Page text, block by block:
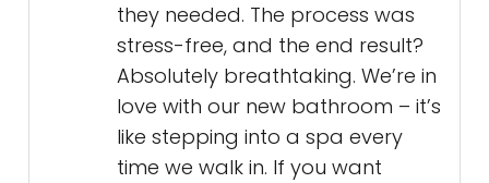
they needed. The process was
stress-free, and the end result?
Absolutely breathtaking. We’re in
love with our new bathroom – it’s
like stepping into a spa every
time we walk in. If you want